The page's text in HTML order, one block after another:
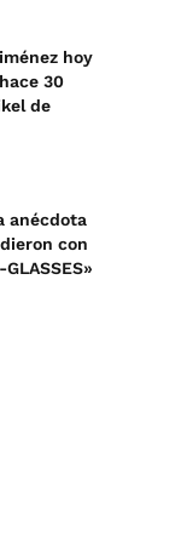
hoy
30
de
anécdota
con